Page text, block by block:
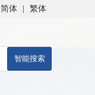
简体 繁体